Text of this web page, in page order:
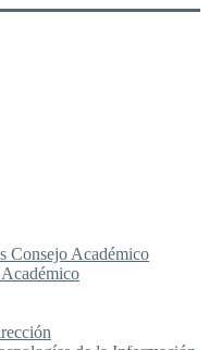
Consejo Académico